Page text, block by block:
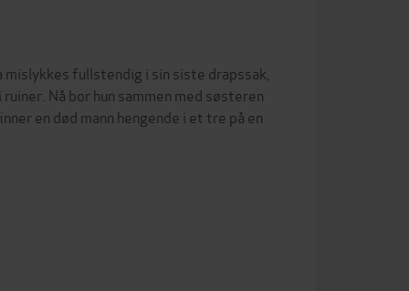
fullstendig i sin siste drapssak,
Nå bor hun sammen med søsteren
en død mann hengende i et tre på en